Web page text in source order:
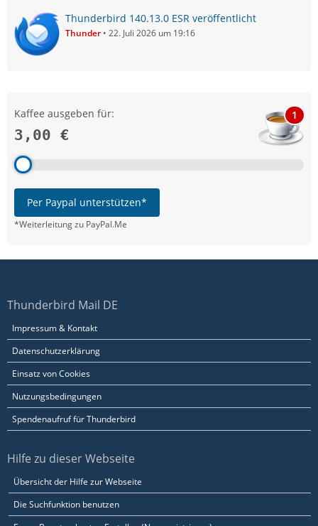
Thunderbird 140.13.0 ESR veröffentlicht
Thunder 22. Juli 2026 um 19:16
Kaffee ausgeben für:
3,00 €
1
Per Paypal unterstützen*
*Weiterleitung zu PayPal.Me
Thunderbird Mail DE
Impressum & Kontakt
Datenschutzerklärung
Einsatz von Cookies
Nutzungsbedingungen
Spendenaufruf für Thunderbird
Hilfe zu dieser Webseite
Übersicht der Hilfe zur Webseite
Die Suchfunktion benutzen